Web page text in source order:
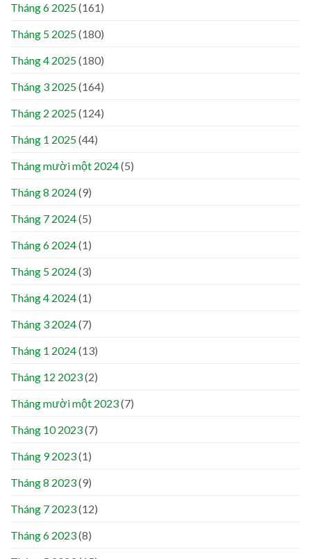
Tháng 6 2025(161)
Tháng 5 2025(180)
Tháng 4 2025(180)
Tháng 3 2025(164)
Tháng 2 2025(124)
Tháng 1 2025(44)
Tháng mười một 2024(5)
Tháng 8 2024(9)
Tháng 7 2024(5)
Tháng 6 2024(1)
Tháng 5 2024(3)
Tháng 4 2024(1)
Tháng 3 2024(7)
Tháng 1 2024(13)
Tháng 12 2023(2)
Tháng mười một 2023(7)
Tháng 10 2023(7)
Tháng 9 2023(1)
Tháng 8 2023(9)
Tháng 7 2023(12)
Tháng 6 2023(8)